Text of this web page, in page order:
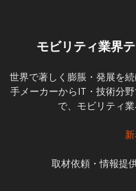
モビリティ業界
世界で著しく膨脹・発展を
手メーカーからIT・技術分
で、モビリティ
取材依頼・情報提